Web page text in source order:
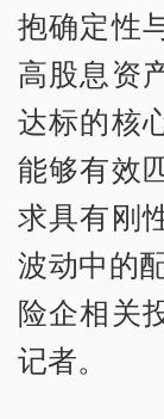
抱确定性
高股息资
达标的核
能够有效
求具有刚
波动中的
险企相关
记者。